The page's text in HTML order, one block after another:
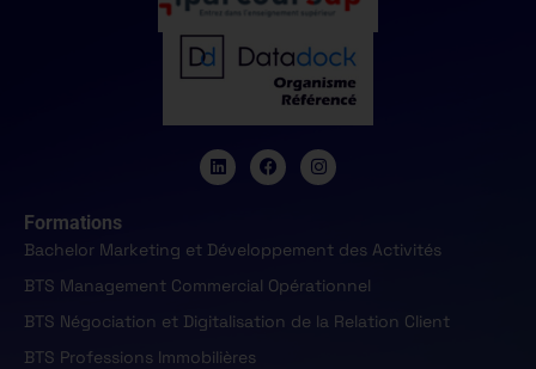
Formations
Bachelor Marketing et Développement des Activités
BTS Management Commercial Opérationnel
BTS Négociation et Digitalisation de la Relation Client
BTS Professions Immobilières